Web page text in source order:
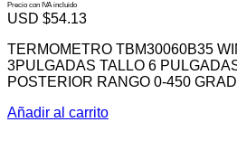
Precio con IVA incluido
USD $54.13
TERMOMETRO TBM30060B35
3PULGADAS TALLO 6
POSTERIOR RANGO 0-450
Añadir al carrito